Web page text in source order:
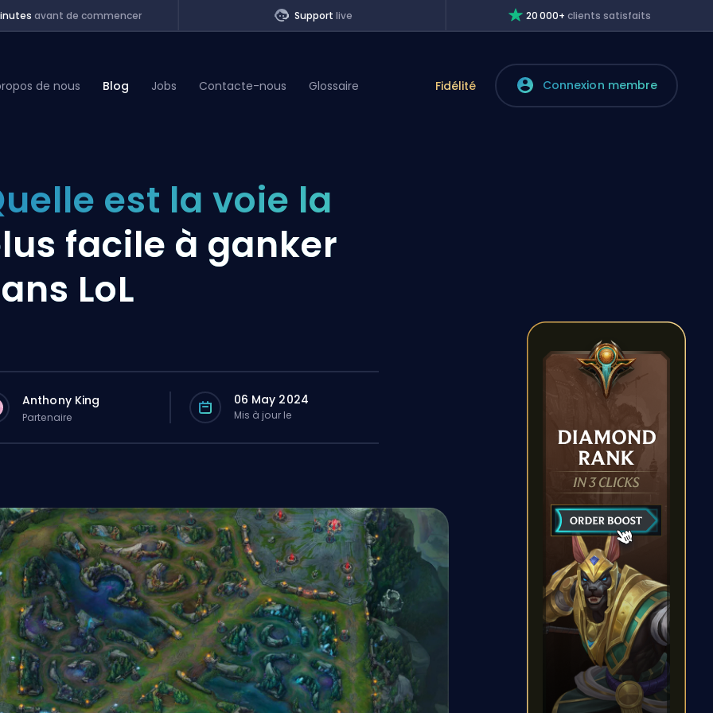
avant de commencer Support live 20 000+clients satisfaits
de nous Blog Jobs Contacte-nous Glossaire Fidélité Connexion membre
est la voie la
facile à ganker
LoL
Anthony King
Partenaire
06 May 2024
Mis à jour le